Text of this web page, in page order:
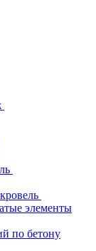
элементы
по бетону